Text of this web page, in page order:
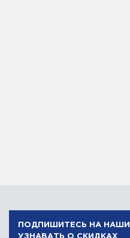
ПОДПИШИТЕСЬ НА
УЗНАВАТЬ О СКИДКАХ